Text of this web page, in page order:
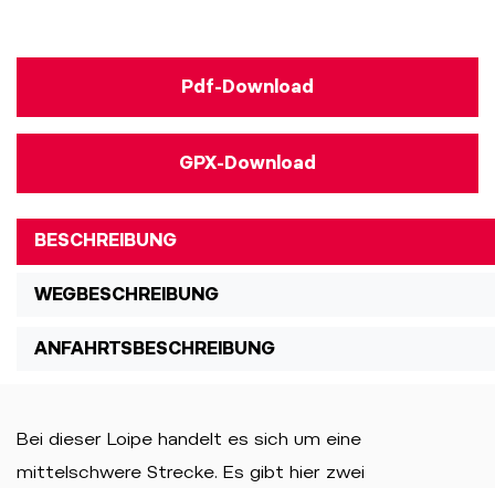
Pdf-Download
GPX-Download
BESCHREIBUNG
WEGBESCHREIBUNG
ANFAHRTSBESCHREIBUNG
Bei dieser Loipe handelt es sich um eine
mittelschwere Strecke. Es gibt hier zwei